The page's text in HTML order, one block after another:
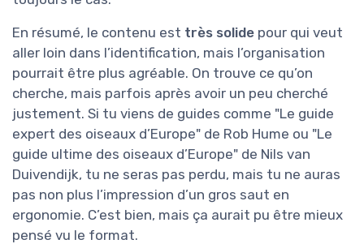
En résumé, le contenu est très solide pour qui veut
aller loin dans l’identification, mais l’organisation
pourrait être plus agréable. On trouve ce qu’on
cherche, mais parfois après avoir un peu cherché
justement. Si tu viens de guides comme "Le guide
expert des oiseaux d’Europe" de Rob Hume ou "Le
guide ultime des oiseaux d’Europe" de Nils van
Duivendijk, tu ne seras pas perdu, mais tu ne auras
pas non plus l’impression d’un gros saut en
ergonomie. C’est bien, mais ça aurait pu être mieux
pensé vu le format.